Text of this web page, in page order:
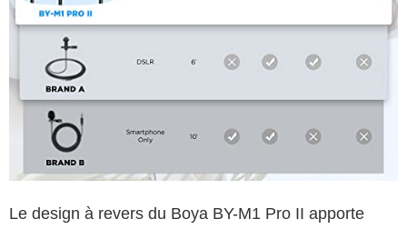
Le design à revers du Boya BY-M1 Pro II apporte